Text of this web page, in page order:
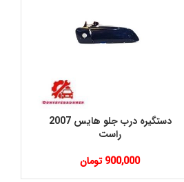
دستگیره درب جلو هایس 2007
راست
900,000 تومان